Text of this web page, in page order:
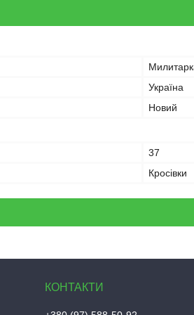
Україна
Новий
37
Кросівки